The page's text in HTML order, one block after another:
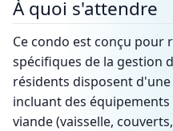
À quoi s'attendre
Ce condo est conçu pour
spécifiques de la gestion
résidents disposent d'une
incluant des
viande (vaisselle,